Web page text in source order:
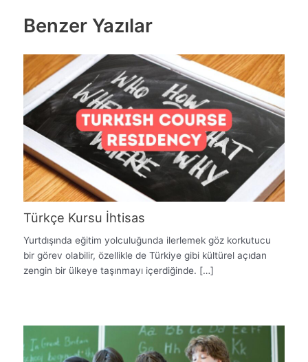
Benzer Yazılar
Türkçe Kursu İhtisas
Yurtdışında eğitim yolculuğunda ilerlemek göz korkutucu
bir görev olabilir, özellikle de Türkiye gibi kültürel açıdan
zengin bir ülkeye taşınmayı içerdiğinde. […]